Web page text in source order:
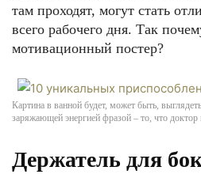
там проходят, могут стать
всего рабочего дня. Так
мотивационный постер?
Картина в ванной будет, может быть,
заряжающей энергией фразой – то, что доктор
Держатель для